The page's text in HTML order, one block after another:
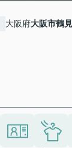
大阪府大阪市鶴